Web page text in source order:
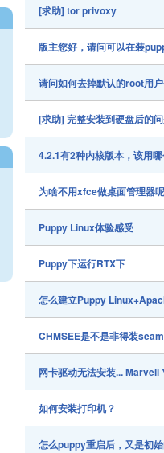
[求助] tor privoxy
版主您好，请问可以在装
请问如何去掉默认的root用
[求助] 完整安装到硬盘后的
4.2.1有2种内核版本，该用
为啥不用xfce做桌面管理器
Puppy Linux体验感受
Puppy下运行RTX下
怎么建立Puppy
CHMSEE是不是非得装
网卡驱动无法安装... Marvell
如何安装打印机？
怎么puppy重启后，又是初